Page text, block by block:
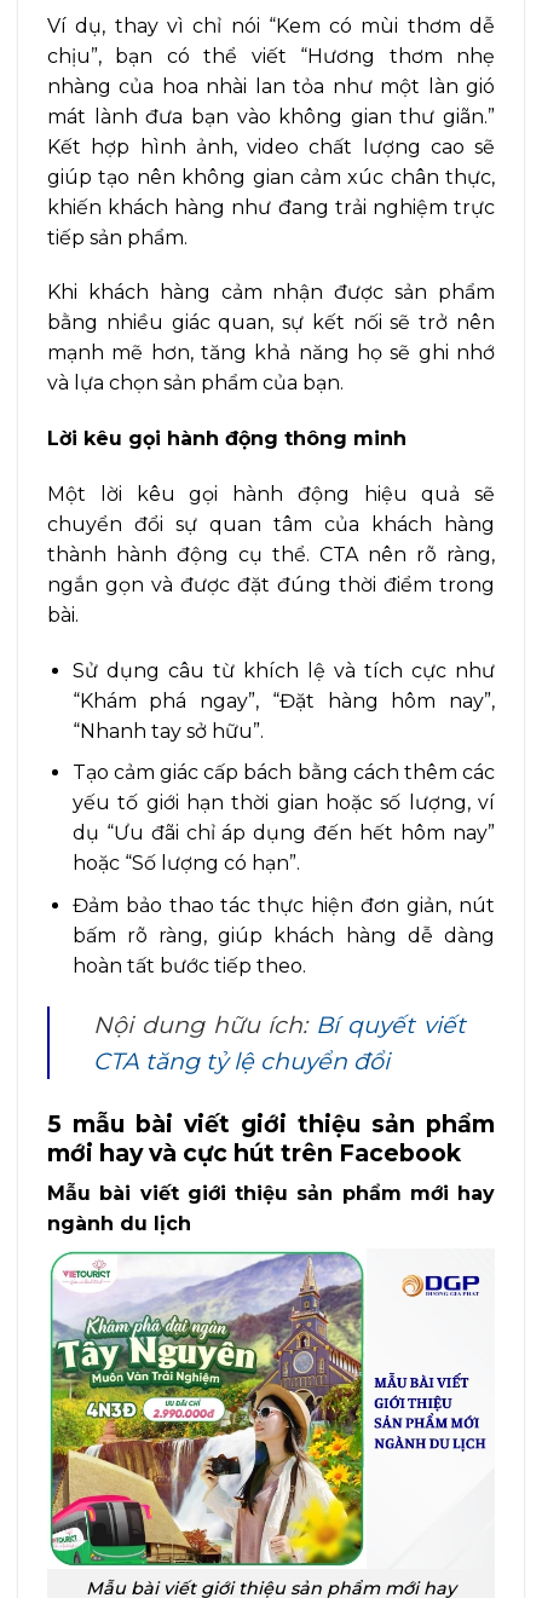
Ví dụ, thay vì chỉ nói “Kem có mùi thơm dễ
chịu”, bạn có thể viết “Hương thơm nhẹ
nhàng của hoa nhài lan tỏa như một làn gió
mát lành đưa bạn vào không gian thư giãn.”
Kết hợp hình ảnh, video chất lượng cao sẽ
giúp tạo nên không gian cảm xúc chân thực,
khiến khách hàng như đang trải nghiệm trực
tiếp sản phẩm.
Khi khách hàng cảm nhận được sản phẩm
bằng nhiều giác quan, sự kết nối sẽ trở nên
mạnh mẽ hơn, tăng khả năng họ sẽ ghi nhớ
và lựa chọn sản phẩm của bạn.
Lời kêu gọi hành động thông minh
Một lời kêu gọi hành động hiệu quả sẽ
chuyển đổi sự quan tâm của khách hàng
thành hành động cụ thể. CTA nên rõ ràng,
ngắn gọn và được đặt đúng thời điểm trong
bài.
Sử dụng câu từ khích lệ và tích cực như
“Khám phá ngay”, “Đặt hàng hôm nay”,
“Nhanh tay sở hữu”.
Tạo cảm giác cấp bách bằng cách thêm các
yếu tố giới hạn thời gian hoặc số lượng, ví
dụ “Ưu đãi chỉ áp dụng đến hết hôm nay”
hoặc “Số lượng có hạn”.
Đảm bảo thao tác thực hiện đơn giản, nút
bấm rõ ràng, giúp khách hàng dễ dàng
hoàn tất bước tiếp theo.
Nội dung hữu ích: Bí quyết viết
CTA tăng tỷ lệ chuyển đổi
5 mẫu bài viết giới thiệu sản phẩm
mới hay và cực hút trên Facebook
Mẫu bài viết giới thiệu sản phẩm mới hay
ngành du lịch
Mẫu bài viết giới thiệu sản phẩm mới hay